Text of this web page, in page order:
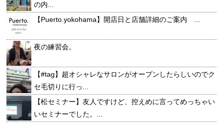
の内...
【Puerto.yokohama】開店日と店舗詳細のご案内 ...
夜の練習会。
【#tag】超オシャレなサロンがオープンしたらしいのでク
セ毛切りに行っ...
【松セミナー】友人ですけど、控えめに言ってめっちゃい
いセミナーでした。...